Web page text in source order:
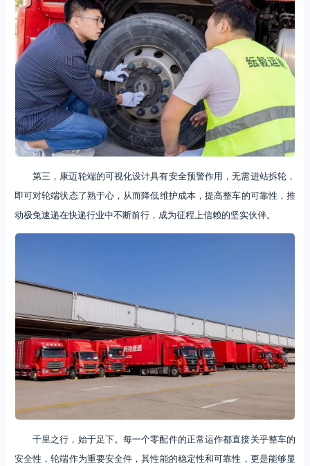
第三，康迈轮端的可视化设计具有安全预警作用，无需进站拆轮，
即可对轮端状态了熟于心，从而降低维护成本，提高整车的可靠性，推
动极兔速递在快递行业中不断前行，成为征程上信赖的坚实伙伴。
千里之行，始于足下。每一个零配件的正常运作都直接关乎整车的
安全性，轮端作为重要安全件，其性能的稳定性和可靠性，更是能够显